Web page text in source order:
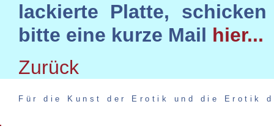
lackierte Platte,
bitte eine kurze Mail hier...
Zurück
Für die Kunst der Erotik und die Erotik